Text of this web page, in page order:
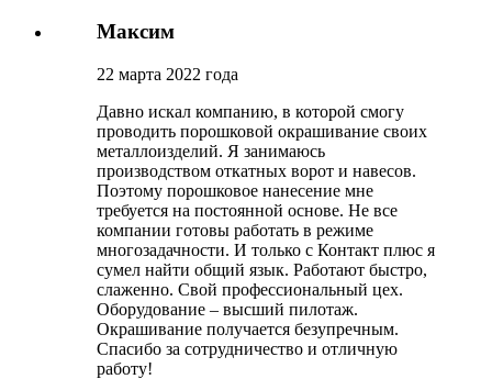
Максим
22 марта 2022 года
Давно искал компанию, в которой смогу
проводить порошковой окрашивание своих
металлоизделий. Я занимаюсь
производством откатных ворот и навесов.
Поэтому порошковое нанесение мне
требуется на постоянной основе. Не все
компании готовы работать в режиме
многозадачности. И только с Контакт плюс я
сумел найти общий язык. Работают быстро,
слаженно. Свой профессиональный цех.
Оборудование – высший пилотаж.
Окрашивание получается безупречным.
Спасибо за сотрудничество и отличную
работу!